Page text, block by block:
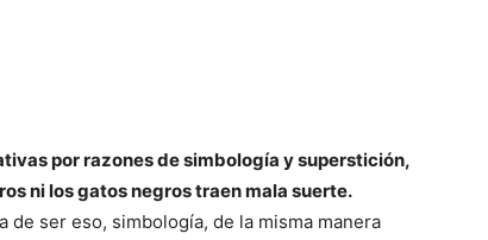
por razones de simbología y superstición,
ni los gatos negros traen mala suerte.
de ser eso, simbología, de la misma manera